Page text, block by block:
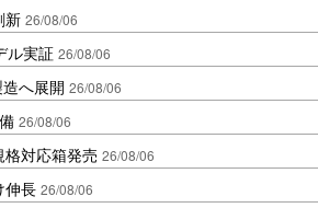
新 26/08/06
ル実証 26/08/06
へ展開 26/08/06
26/08/06
対応箱発売 26/08/06
伸長 26/08/06